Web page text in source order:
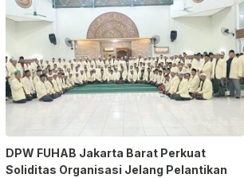
DPW FUHAB Jakarta Barat Perkuat
Soliditas Organisasi Jelang Pelantikan